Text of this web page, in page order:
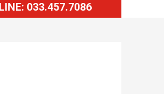
033.457.7086